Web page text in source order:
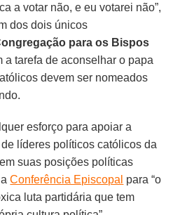
a votar não, e eu votarei não”,
dos dois únicos
para os Bispos
a tarefa de aconselhar o papa
devem ser nomeados
esforço para apoiar a
líderes políticos católicos da
suas posições políticas
aConferência Episcopal para “o
luta partidária que tem